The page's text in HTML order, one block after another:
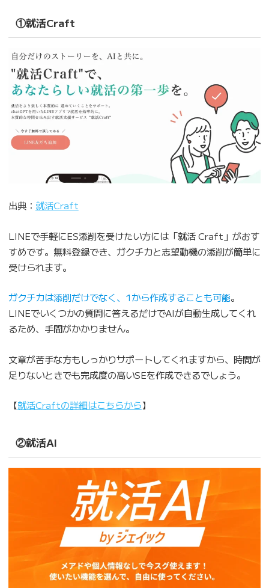
①就活Craft
出典： 就活Craft
LINEで手軽にES添削を受けたい方には「就活 Craft」がおす
すめです。無料登録でき、ガクチカと志望動機の添削が簡単に
受けられます。
ガクチカは添削だけでなく、1から作成することも可能。
LINEでいくつかの質問に答えるだけでAIが自動生成してくれ
るため、手間がかかりません。
文章が苦手な方もしっかりサポートしてくれますから、時間が
足りないときでも完成度の高いSEを作成できるでしょう。
【就活Craftの詳細はこちらから】
②就活AI